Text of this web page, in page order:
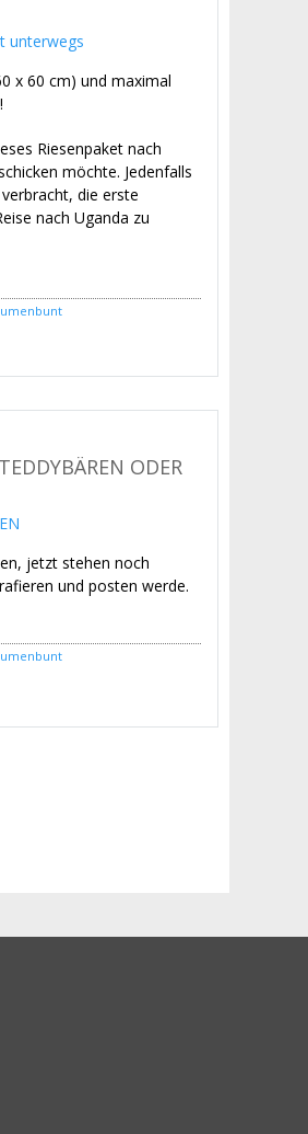
x 60 cm) und maximal
Riesenpaket nach
möchte. Jedenfalls
die erste
nach Uganda zu
Paket ist unterwegs
ODER
jetzt stehen noch
und posten werde.
ODER ANDERE SPENDEN MEHR ZU